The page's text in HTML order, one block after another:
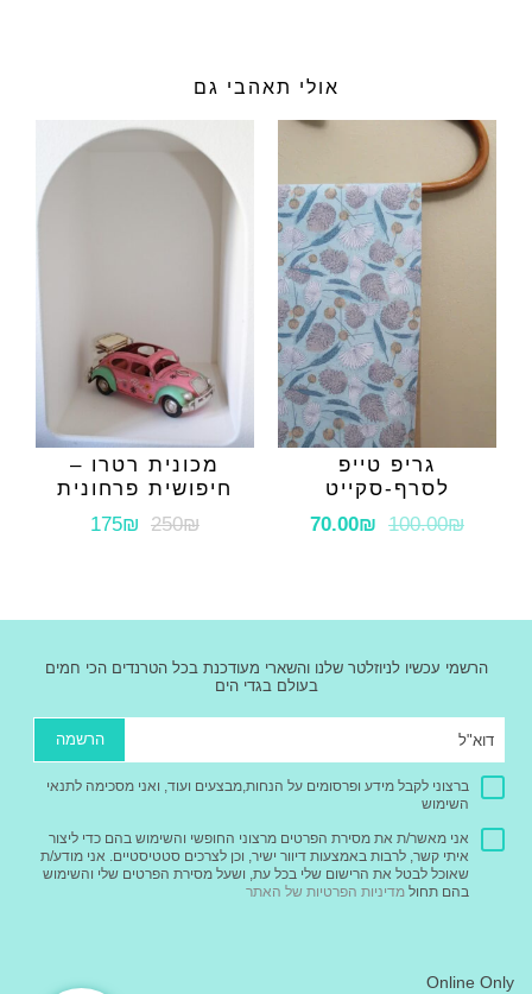
אולי תאהבי גם
גריפ טייפ
לסרף-סקייט
100.00₪
70.00₪
מכונית רטרו –
חיפושית פרחונית
250₪
175₪
הרשמי עכשיו לניוזלטר שלנו והשארי מעודכנת בכל הטרנדים הכי חמים
בעולם בגדי הים
הרשמה
ברצוני לקבל מידע ופרסומים על הנחות,מבצעים ועוד, ואני מסכימה לתנאי
השימוש
אני מאשר/ת את מסירת הפרטים מרצוני החופשי והשימוש בהם כדי ליצור
איתי קשר, לרבות באמצעות דיוור ישיר, וכן לצרכים סטטיסטיים. אני מודע/ת
שאוכל לבטל את הרישום שלי בכל עת, ושעל מסירת הפרטים שלי והשימוש
בהם תחול מדיניות הפרטיות של האתר
Online Only